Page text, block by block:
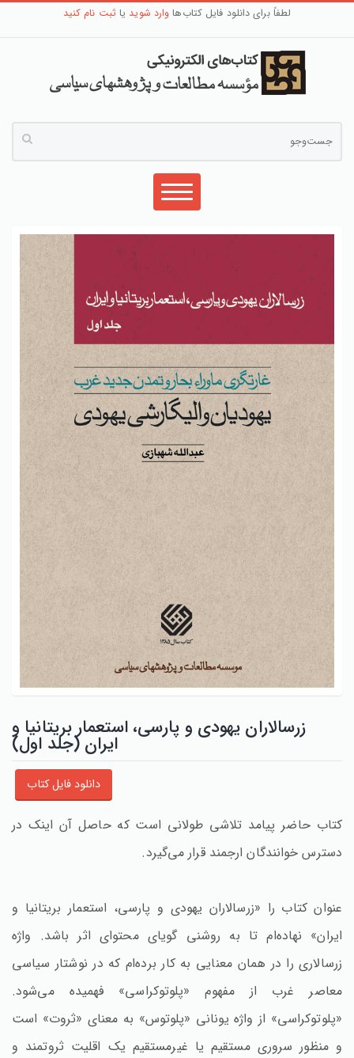
لطفاً برای دانلود فایل کتاب‌ها وارد شوید یا ثبت نام کنید
زرسالاران یهودی و پارسی، استعمار بریتانیا و
ایران (جلد اول)
دانلود فایل کتاب
کتاب حاضر پیامد تلاشی طولانی است که حاصل آن اینک در
دسترس خوانندگان ارجمند قرار می‌گیرد.
عنوان کتاب را «زرسالاران یهودی و پارسی، استعمار بریتانیا و
ایران» نهاده‌ام تا به روشنی گویای محتوای اثر باشد. واژه
زرسالاری را در همان معنایی به کار برده‌ام که در نوشتار سیاسی
معاصر غرب از مفهوم «پلوتوکراسی» فهمیده می‌شود.
«پلوتوکراسی» از واژه یونانی «پلوتوس» به معنای «ثروت» است
و منظور سروری مستقیم یا غیرمستقیم یک اقلیت ثروتمند و